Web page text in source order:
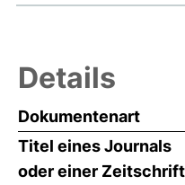
Details
Dokumentenart
Titel eines Journals
oder einer Zeitschrift